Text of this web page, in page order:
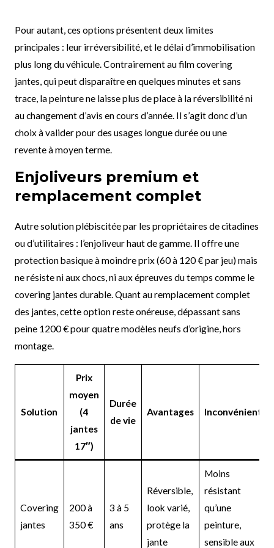
Pour autant, ces options présentent deux limites
principales : leur irréversibilité, et le délai d’immobilisation
plus long du véhicule. Contrairement au film covering
jantes, qui peut disparaître en quelques minutes et sans
trace, la peinture ne laisse plus de place à la réversibilité ni
au changement d’avis en cours d’année. Il s’agit donc d’un
choix à valider pour des usages longue durée ou une
revente à moyen terme.
Enjoliveurs premium et
remplacement complet
Autre solution plébiscitée par les propriétaires de citadines
ou d’utilitaires : l’enjoliveur haut de gamme. Il offre une
protection basique à moindre prix (60 à 120 € par jeu) mais
ne résiste ni aux chocs, ni aux épreuves du temps comme le
covering jantes durable. Quant au remplacement complet
des jantes, cette option reste onéreuse, dépassant sans
peine 1200 € pour quatre modèles neufs d’origine, hors
montage.
Solution
Prix
moyen
(4
jantes
17″)
Durée
de vie
Avantages Inconvénients
Covering
jantes
200 à
350 €
3 à 5
ans
Réversible,
look varié,
protège la
jante
Moins
résistant
qu’une
peinture,
sensible aux